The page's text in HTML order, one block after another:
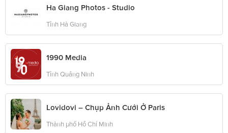
Ha Giang Photos - Studio
Tỉnh Hà Giang
1990 Media
Tỉnh Quảng Ninh
Lovidovi – Chụp Ảnh Cưới Ở Paris
Thành phố Hồ Chí Minh